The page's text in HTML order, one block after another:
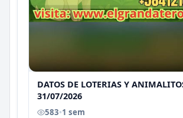
DATOS DE LOTERIAS Y
31/07/2026
583•1 sem